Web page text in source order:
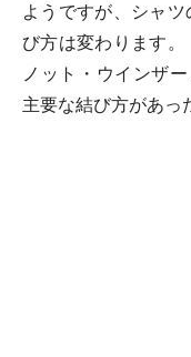
ようですが、シャ
び方は変わります
ノット・ウインザ
主要な結び方があっ